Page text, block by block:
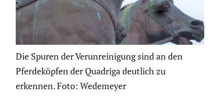
Die Spuren der Verunreinigung sind an den
Pferdeköpfen der Quadriga deutlich zu
erkennen. Foto: Wedemeyer